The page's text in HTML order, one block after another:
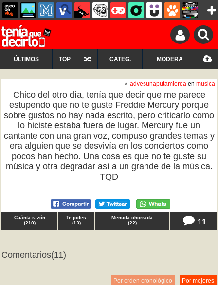
ÚLTIMOS TOP CATEG. MODERA
♂ advesunaputamierda en musica
Chico del otro día, tenía que decir que me parece
estupendo que no te guste Freddie Mercury porque
sobre gustos no hay nada escrito, pero criticarlo como
lo hiciste estaba fuera de lugar. Mercury fue un
cantante con una gran voz, compuso grandes temas y
era alguien que se desvivía en los conciertos como
pocos han hecho. Una cosa es que no te guste su
música y otra degradar así a un grande de la música.
TQD
Cuánta razón
(210)
Te jodes
(13)
Menuda chorrada
(22) 11
Comentarios(11)
Por mejores
Por orden cronológico